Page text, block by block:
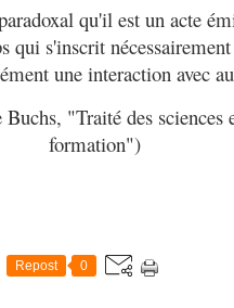
qu'il est un acte
qui s'inscrit
une interaction avec
"Traité des sciences
formation")
Repost 0